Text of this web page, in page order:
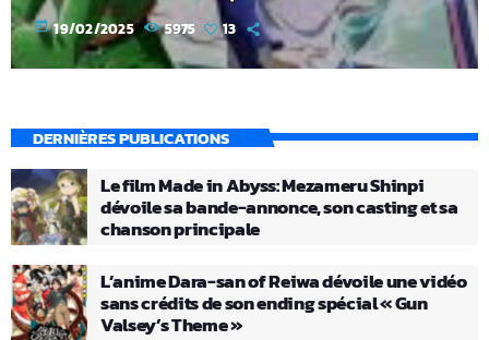
today 19/02/2025 5975 13
DERNIÈRES PUBLICATIONS
Le film Made in Abyss: Mezameru Shinpi
dévoile sa bande-annonce, son casting et sa
chanson principale
L’anime Dara-san of Reiwa dévoile une vidéo
sans crédits de son ending spécial « Gun
Valsey’s Theme »